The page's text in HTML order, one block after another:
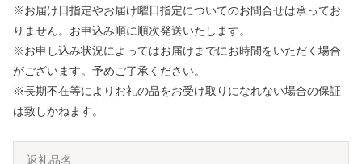
※お届け日指定やお届け曜日指定についてのお問合せは承ってお
りません。お申込み順に順次発送いたします。
※お申し込み状況によってはお届けまでにお時間をいただく場合
がございます。予めご了承ください。
※長期不在等によりお礼の品をお受け取りになれない場合の保証
は致しかねます。
返礼品名